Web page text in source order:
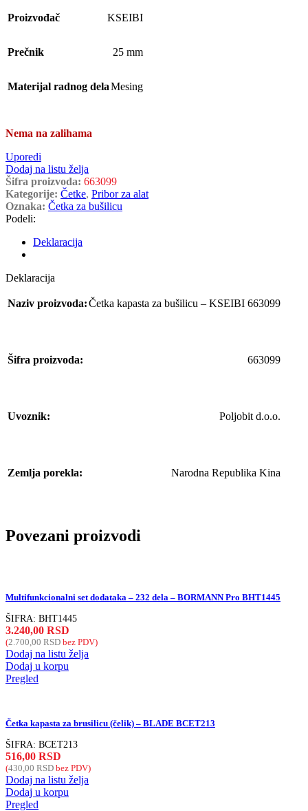
Proizvođač KSEIBI
Prečnik 25 mm
Materijal radnog delaMesing
Nema na zalihama
Uporedi
Dodaj na listu želja
Šifra proizvoda: 663099
Kategorije: Četke, Pribor za alat
Oznaka: Četka za bušilicu
Podeli:
Deklaracija
Deklaracija
Naziv proizvoda:Četka kapasta za bušilicu – KSEIBI 663099
Šifra proizvoda: 663099
Uvoznik: Poljobit d.o.o.
Zemlja porekla: Narodna Republika Kina
Povezani proizvodi
Multifunkcionalni set dodataka – 232 dela – BORMANN Pro BHT1445
ŠIFRA: BHT1445
3.240,00 RSD
(2.700,00 RSD bez PDV)
Dodaj na listu želja
Dodaj u korpu
Pregled
Četka kapasta za brusilicu (čelik) – BLADE BCET213
ŠIFRA: BCET213
516,00 RSD
(430,00 RSD bez PDV)
Dodaj na listu želja
Dodaj u korpu
Pregled